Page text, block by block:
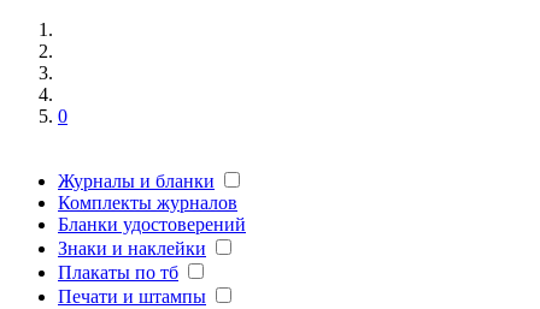
0
Журналы и бланки
Комплекты журналов
Бланки удостоверений
Знаки и наклейки
Плакаты по тб
Печати и штампы